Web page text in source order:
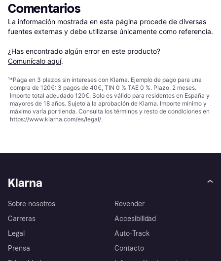
Comentarios
La información mostrada en esta página procede de diversas
fuentes externas y debe utilizarse únicamente como referencia.
¿Has encontrado algún error en este producto?
Comunícalo aquí.
¹*Paga en 3 plazos sin intereses con Klarna. Ejemplo de pago para una
compra de 120€: 3 pagos de 40€, TIN 0 % TAE 0 %. Plazo: 2 meses.
Importe total adeudado 120€. Solo es válido para residentes en España y
mayores de 18 años. Sujeto a la aprobación de Klarna. Importe mínimo y
máximo varía por tienda. Consulta los términos y resto de condiciones en
https://www.klarna.com/es/legal/.
Klarna
Sobre nosotros
Carreras
Legal
Prensa
Revender
Accesibilidad
Auto-Track
Contacto